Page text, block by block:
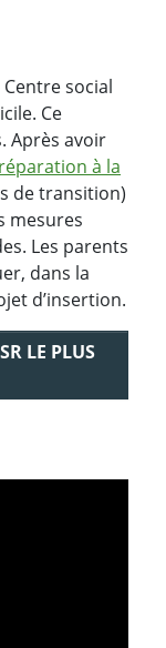
social
Ce
Après avoir
à la
de transition)
mesures
Les parents
dans la
d’insertion.
LE PLUS